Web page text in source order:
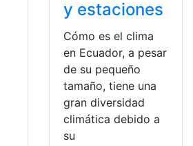
y estaciones
Cómo es el clima
en Ecuador, a pesar
de su pequeño
tamaño, tiene una
gran diversidad
climática debido a
su